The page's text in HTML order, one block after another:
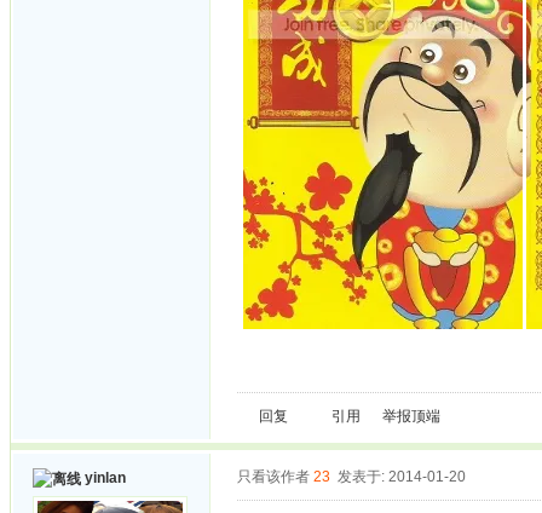
回复 引用 举报顶端
yinlan 只看该作者 23 发表于: 2014-01-20